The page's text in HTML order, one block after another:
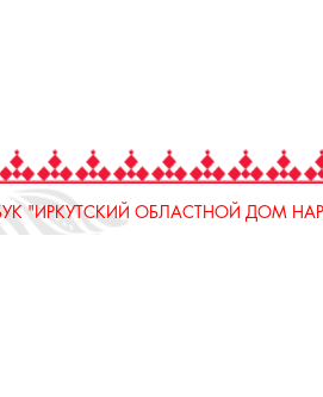
"ИРКУТСКИЙ ОБЛАСТНОЙ ДОМ